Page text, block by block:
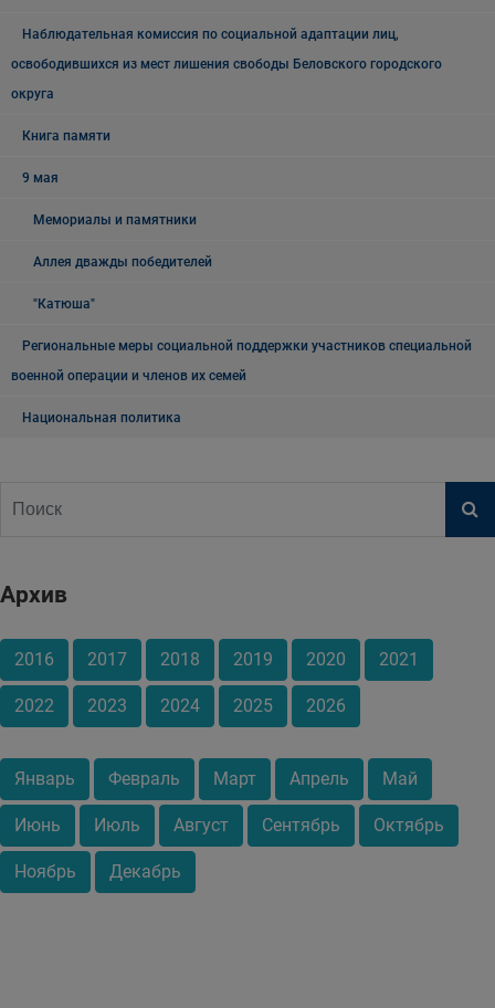
Наблюдательная комиссия по социальной адаптации лиц,
освободившихся из мест лишения свободы Беловского городского
округа
Книга памяти
9 мая
Мемориалы и памятники
Аллея дважды победителей
"Катюша"
Региональные меры социальной поддержки участников специальной
военной операции и членов их семей
Национальная политика
Архив
2016 2017 2018 2019 2020 2021
2022 2023 2024 2025 2026
Январь Февраль Март Апрель Май
Июнь Июль Август Сентябрь Октябрь
Ноябрь Декабрь